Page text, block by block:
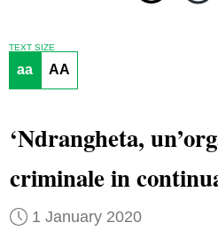
TEXT SIZE
aa AA
‘Ndrangheta,
criminale in
1 January 2020